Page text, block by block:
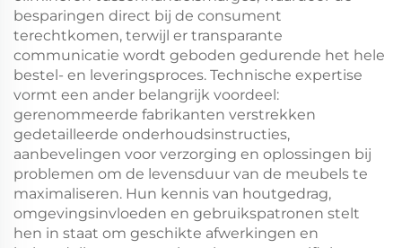
besparingen direct bij de consument
terechtkomen, terwijl er transparante
communicatie wordt geboden gedurende het hele
bestel- en leveringsproces. Technische expertise
vormt een ander belangrijk voordeel:
gerenommeerde fabrikanten verstrekken
gedetailleerde onderhoudsinstructies,
aanbevelingen voor verzorging en oplossingen bij
problemen om de levensduur van de meubels te
maximaliseren. Hun kennis van houtgedrag,
omgevingsinvloeden en gebruikspatronen stelt
hen in staat om geschikte afwerkingen en